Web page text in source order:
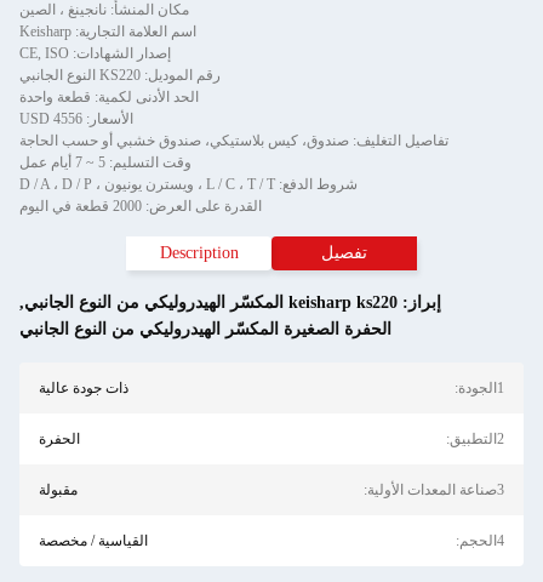
مكان المنشأ: نانجينغ ، الصين
اسم العلامة التجارية: Keisharp
إصدار الشهادات: CE, ISO
رقم الموديل: KS220 النوع الجانبي
الحد الأدنى لكمية: قطعة واحدة
الأسعار: USD 4556
تفاصيل التغليف: صندوق، كيس بلاستيكي، صندوق خشبي أو حسب الحاجة
وقت التسليم: 5 ~ 7 أيام عمل
شروط الدفع: L / C ، T / T ، ويسترن يونيون ، D / A ، D / P
القدرة على العرض: 2000 قطعة في اليوم
تفصيل Description
إبراز: keisharp ks220 المكسّر الهيدروليكي من النوع الجانبي
,
الحفرة الصغيرة المكسّر الهيدروليكي من النوع الجانبي
1الجودة: ذات جودة عالية
2التطبيق: الحفرة
3صناعة المعدات الأولية: مقبولة
4الحجم: القياسية / مخصصة